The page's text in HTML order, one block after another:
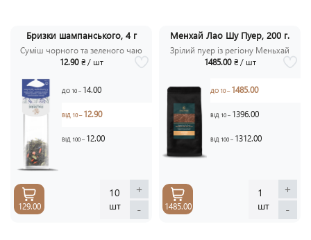
Бризки шампанського, 4 г
Суміш чорного та зеленого чаю
12.90 ₴ / шт
ДО 10 – 14.00
ВІД 10 –12.90
ВІД 100 – 12.00
10
шт
+
-
129.00
Менхай Лао Шу Пуер, 200 г.
Зрілий пуер із регіону Меньхай
1485.00 ₴ / шт
ДО 10 –1485.00
ВІД 10 – 1396.00
ВІД 100 – 1312.00
1
шт
+
-
1485.00